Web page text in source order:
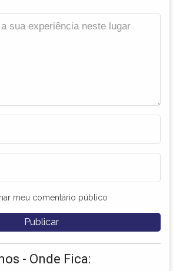
meu comentário público
- Onde Fica: